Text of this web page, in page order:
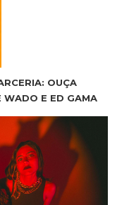
OUÇA
WADO E ED GAMA